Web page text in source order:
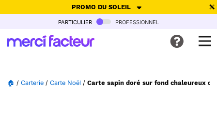
PROMO DU SOLEIL
-30% de réduction avec le code SUMMER26pour envoyer des
Ne plus afficher
particulier professionnel
🏠 / Carterie / Carte Noël / Carte sapin doré sur fond chaleureux de